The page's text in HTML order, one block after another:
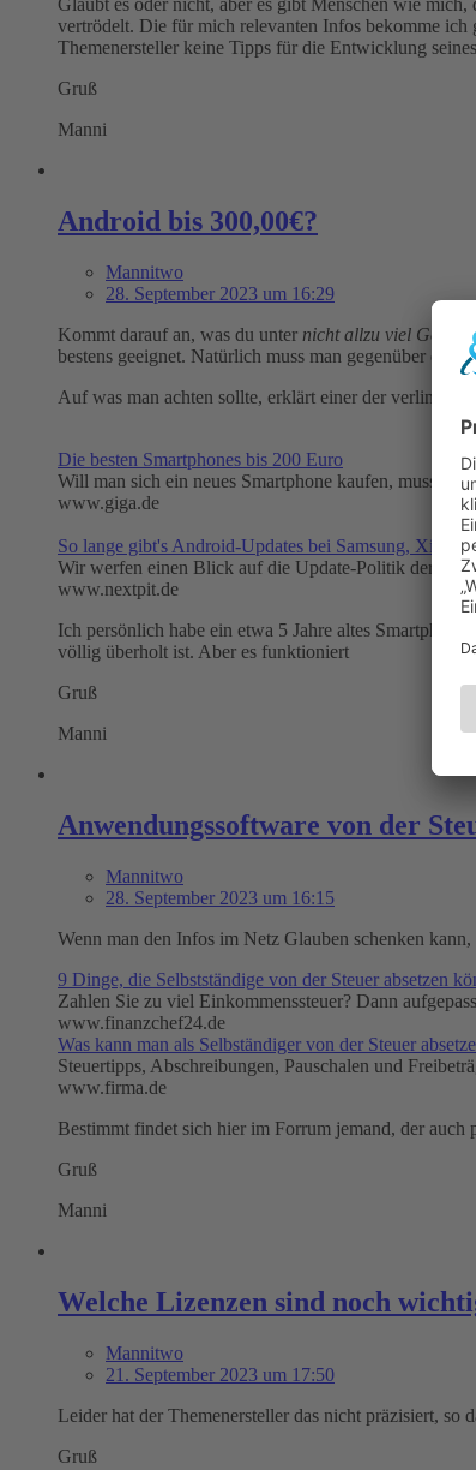
Glaubt es oder nicht, aber es gibt Menschen wie
vertrödelt. Die für mich relevanten Infos bekomme ich
Themenersteller keine Tipps für die Entwicklung
Gruß
Manni
Android bis 300,00€?
Mannitwo
28. September 2023 um 16:29
Kommt darauf an, was du unter nicht allzu viel Geld
bestens geeignet. Natürlich muss man gegenüber der
Auf was man achten sollte, erklärt einer der verlinkten
Die besten Smartphones bis 200 Euro
Will man sich ein neues Smartphone kaufen, muss
www.giga.de
So lange gibt's Android-Updates bei Samsung,
Wir werfen einen Blick auf die Update-Politik der
www.nextpit.de
Ich persönlich habe ein etwa 5 Jahre altes
völlig überholt ist. Aber es funktioniert
Gruß
Manni
Anwendungssoftware von der
Mannitwo
28. September 2023 um 16:15
Wenn man den Infos im Netz Glauben schenken
9 Dinge, die Selbstständige von der Steuer absetzen
Zahlen Sie zu viel Einkommenssteuer? Dann
www.finanzchef24.de
Was kann man als Selbständiger von der Steuer
Steuertipps, Abschreibungen, Pauschalen und
www.firma.de
Bestimmt findet sich hier im Forrum jemand, der auch
Gruß
Manni
Welche Lizenzen sind noch
Mannitwo
21. September 2023 um 17:50
Leider hat der Themenersteller das nicht präzisiert, so
Gruß